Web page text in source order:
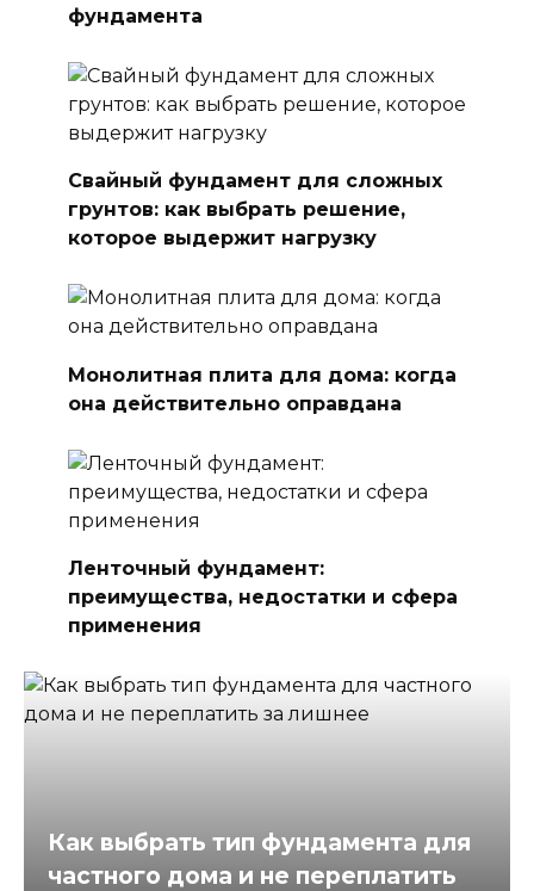
фундамента
Свайный фундамент для сложных
грунтов: как выбрать решение,
которое выдержит нагрузку
Монолитная плита для дома: когда
она действительно оправдана
Ленточный фундамент:
преимущества, недостатки и сфера
применения
Как выбрать тип фундамента для
частного дома и не переплатить